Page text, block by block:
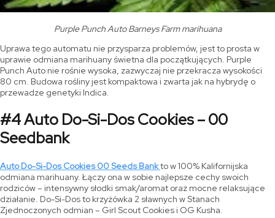
Purple Punch Auto Barneys Farm marihuana
Uprawa tego automatu nie przysparza problemów, jest to prosta w
uprawie odmiana marihuany świetna dla początkujących. Purple
Punch Auto nie rośnie wysoka, zazwyczaj nie przekracza wysokości
80 cm. Budowa rośliny jest kompaktowa i zwarta jak na hybrydę o
przewadze genetyki Indica.
#4 Auto Do-Si-Dos Cookies – 00
Seedbank
Auto Do-Si-Dos Cookies 00 Seeds Bankto w 100% Kalifornijska
odmiana marihuany. Łączy ona w sobie najlepsze cechy swoich
rodziców – intensywny słodki smak/aromat oraz mocne relaksujące
działanie. Do-Si-Dos to krzyżówka 2 sławnych w Stanach
Zjednoczonych odmian – Girl Scout Cookies i OG Kusha.